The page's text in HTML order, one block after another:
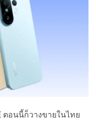
ตอนนี้ก็วางขายในไทย